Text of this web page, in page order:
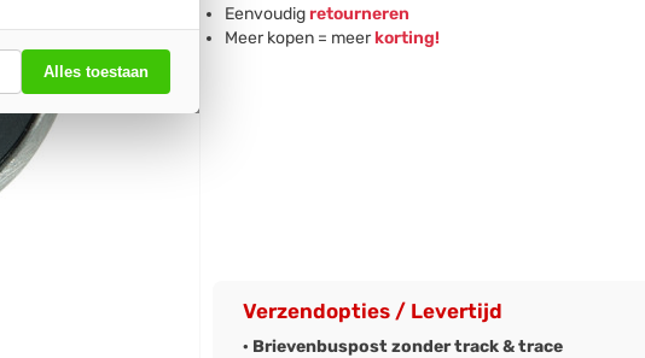
Alles toestaan
Eenvoudigretourneren
Meer kopen = meerkorting!
Verzendopties / Levertijd
· Brievenbuspost zonder track & trace